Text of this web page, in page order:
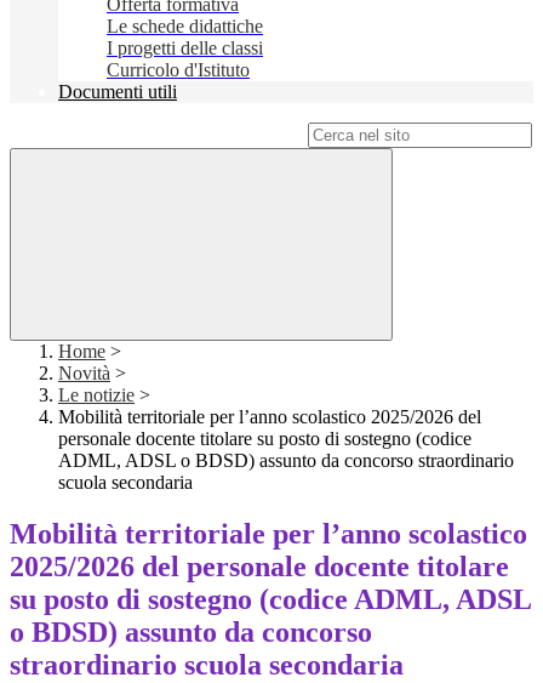
Offerta formativa
Le schede didattiche
I progetti delle classi
Curricolo d'Istituto
Documenti utili
Home >
Novità >
Le notizie >
Mobilità territoriale per l’anno scolastico 2025/2026 del
personale docente titolare su posto di sostegno (codice
ADML, ADSL o BDSD) assunto da concorso straordinario
scuola secondaria
Mobilità territoriale per l’anno scolastico
2025/2026 del personale docente titolare
su posto di sostegno (codice ADML, ADSL
o BDSD) assunto da concorso
straordinario scuola secondaria